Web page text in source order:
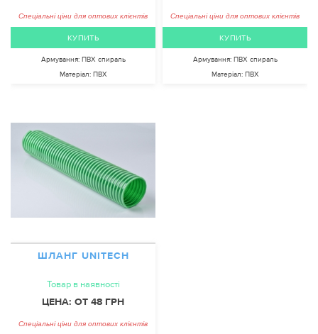
Спеціальні ціни для оптових клієнтів
КУПИТЬ
Армування: ПВХ спираль
Матеріал: ПВХ
Спеціальні ціни для оптових клієнтів
КУПИТЬ
Армування: ПВХ спираль
Матеріал: ПВХ
ШЛАНГ UNITECH
Товар в наявності
ЦЕНА: ОТ 48 ГРН
Спеціальні ціни для оптових клієнтів